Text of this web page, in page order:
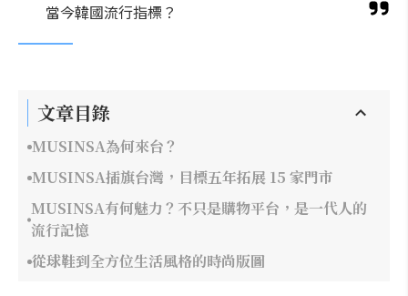
當今韓國流行指標？
文章目錄
MUSINSA為何來台？
MUSINSA插旗台灣，目標五年拓展 15 家門市
MUSINSA有何魅力？不只是購物平台，是一代人的
流行記憶
從球鞋到全方位生活風格的時尚版圖